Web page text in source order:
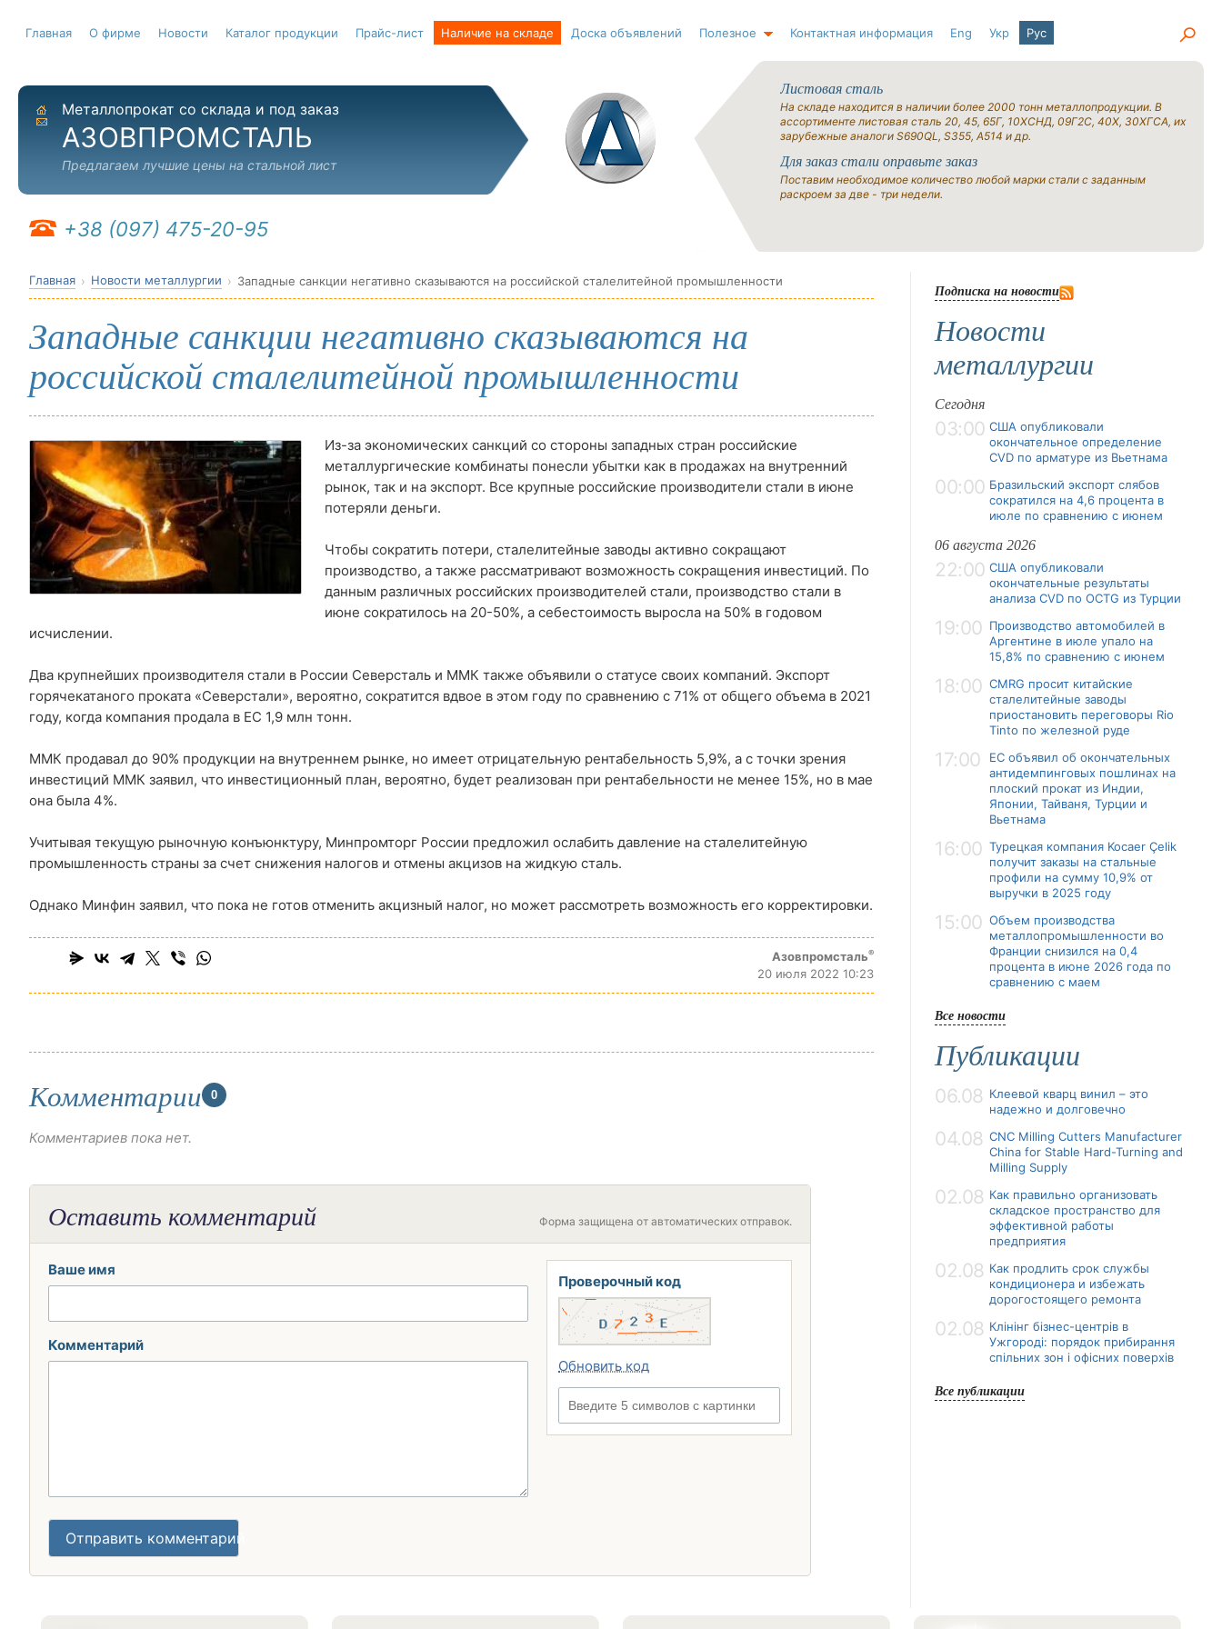
Главная О фирме Новости Каталог продукции Прайс-лист Наличие на складе Доска объявлений Полезное Контактная информация Eng Укр Рус
На главную
Отправить письмо
Металлопрокат со склада и под заказ
АЗОВПРОМСТАЛЬ
Предлагаем лучшие цены на стальной лист
+38 (097) 475-20-95
Листовая сталь
На складе находится в наличии более 2000 тонн металлопродукции. В
ассортименте листовая сталь 20, 45, 65Г, 10ХСНД, 09Г2С, 40Х, 30ХГСА, их
зарубежные аналоги S690QL, S355, A514 и др.
Для заказ стали оправьте заказ
Поставим необходимое количество любой марки стали с заданным
раскроем за две - три недели.
Главная Новости металлургии Западные санкции негативно сказываются на российской сталелитейной промышленности
Западные санкции негативно сказываются на
российской сталелитейной промышленности
Из-за экономических санкций со стороны западных стран российские
металлургические комбинаты понесли убытки как в продажах на внутренний
рынок, так и на экспорт. Все крупные российские производители стали в июне
потеряли деньги.
Чтобы сократить потери, сталелитейные заводы активно сокращают
производство, а также рассматривают возможность сокращения инвестиций. По
данным различных российских производителей стали, производство стали в
июне сократилось на 20-50%, а себестоимость выросла на 50% в годовом
исчислении.
Два крупнейших производителя стали в России Северсталь и ММК также объявили о статусе своих компаний. Экспорт
горячекатаного проката «Северстали», вероятно, сократится вдвое в этом году по сравнению с 71% от общего объема в 2021
году, когда компания продала в ЕС 1,9 млн тонн.
ММК продавал до 90% продукции на внутреннем рынке, но имеет отрицательную рентабельность 5,9%, а с точки зрения
инвестиций ММК заявил, что инвестиционный план, вероятно, будет реализован при рентабельности не менее 15%, но в мае
она была 4%.
Учитывая текущую рыночную конъюнктуру, Минпромторг России предложил ослабить давление на сталелитейную
промышленность страны за счет снижения налогов и отмены акцизов на жидкую сталь.
Однако Минфин заявил, что пока не готов отменить акцизный налог, но может рассмотреть возможность его корректировки.
Азовпромсталь®
20 июля 2022 10:23
Комментарии 0
Комментариев пока нет.
Оставить комментарий Форма защищена от автоматических отправок.
Ваше имя
Комментарий
Проверочный код
Обновить код
Отправить комментарий
Подписка на новости
Новости
металлургии
Сегодня
03:00 США опубликовали
окончательное определение
CVD по арматуре из Вьетнама
00:00 Бразильский экспорт слябов
сократился на 4,6 процента в
июле по сравнению с июнем
06 августа 2026
22:00 США опубликовали
окончательные результаты
анализа CVD по OCTG из Турции
19:00 Производство автомобилей в
Аргентине в июле упало на
15,8% по сравнению с июнем
18:00 CMRG просит китайские
сталелитейные заводы
приостановить переговоры Rio
Tinto по железной руде
17:00
ЕС объявил об окончательных
антидемпинговых пошлинах на
плоский прокат из Индии,
Японии, Тайваня, Турции и
Вьетнама
16:00 Турецкая компания Kocaer Çelik
получит заказы на стальные
профили на сумму 10,9% от
выручки в 2025 году
15:00 Объем производства
металлопромышленности во
Франции снизился на 0,4
процента в июне 2026 года по
сравнению с маем
Все новости
Публикации
06.08 Клеевой кварц винил – это
надежно и долговечно
04.08 CNC Milling Cutters Manufacturer
China for Stable Hard-Turning and
Milling Supply
02.08 Как правильно организовать
складское пространство для
эффективной работы
предприятия
02.08 Как продлить срок службы
кондиционера и избежать
дорогостоящего ремонта
02.08 Клінінг бізнес-центрів в
Ужгороді: порядок прибирання
спільних зон і офісних поверхів
Все публикации